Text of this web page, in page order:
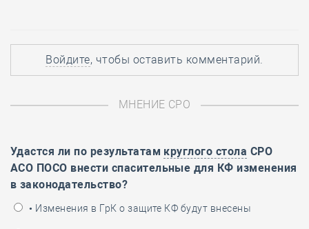
Войдите, чтобы оставить комментарий.
МНЕНИЕ СРО
Удастся ли по результатам круглого стола СРО
АСО ПОСО внести спасительные для КФ изменения
в законодательство?
• Изменения в ГрК о защите КФ будут внесены